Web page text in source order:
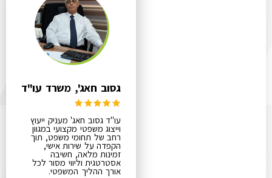
גסוב חאג', משרד עו"ד
עו"ד גסוב חאג' מעניק ייעוץ
וייצוג משפטי מקצועי במגוון
רחב של תחומי משפט, תוך
הקפדה על שירות אישי,
זמינות מלאה, חשיבה
אסטרטגית וליווי מסור לכל
אורך ההליך המשפטי.